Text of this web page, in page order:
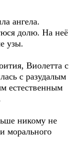
ангела.
долю. На неё
узы.
Виолетта с
с разудалым
естественным
никому не
морального